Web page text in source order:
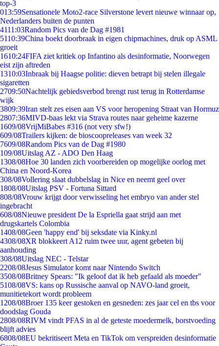
top-3
013:59Sensationele Moto2-race Silverstone levert nieuwe winnaar op,
Nederlanders buiten de punten
4111:03Random Pics van de Dag #1981
5110:39China boekt doorbraak in eigen chipmachines, druk op ASML
groeit
1610:24FIFA ziet kritiek op Infantino als desinformatie, Noorwegen
eist zijn aftreden
1310:03Inbraak bij Haagse politie: dieven betrapt bij stelen illegale
sigaretten
2709:50Nachtelijk gebiedsverbod brengt rust terug in Rotterdamse
wijk
3809:39Iran stelt zes eisen aan VS voor heropening Straat van Hormuz
2807:36MIVD-baas lekt via Strava routes naar geheime kazerne
1609/08VrijMiBabes #316 (not very sfw!)
609/08Trailers kijken: de bioscoopreleases van week 32
7609/08Random Pics van de Dag #1980
109/08Uitslag AZ - ADO Den Haag
1308/08Hoe 30 landen zich voorbereiden op mogelijke oorlog met
China en Noord-Korea
308/08Vollering slaat dubbelslag in Nice en neemt geel over
1808/08Uitslag PSV - Fortuna Sittard
808/08Vrouw krijgt door verwisseling het embryo van ander stel
ingebracht
608/08Nieuwe president De la Espriella gaat strijd aan met
drugskartels Colombia
1408/08Geen 'happy end' bij seksdate via Kinky.nl
4308/08XR blokkeert A12 ruim twee uur, agent gebeten bij
aanhouding
308/08Uitslag NEC - Telstar
2208/08Jesus Simulator komt naar Nintendo Switch
3508/08Britney Spears: "Ik geloof dat ik heb gefaald als moeder"
5108/08VS: kans op Russische aanval op NAVO-land groeit,
munitietekort wordt probleem
1208/08Broer 135 keer gestoken en gesneden: zes jaar cel en tbs voor
doodslag Gouda
2808/08RIVM vindt PFAS in al de geteste moedermelk, borstvoeding
blijft advies
6808/08EU bekritiseert Meta en TikTok om verspreiden desinformatie